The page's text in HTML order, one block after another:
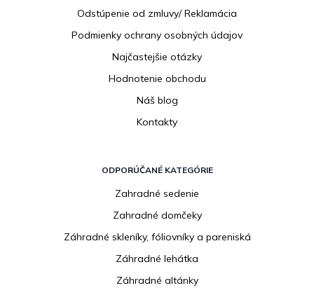
Odstúpenie od zmluvy/ Reklamácia
Podmienky ochrany osobných údajov
Najčastejšie otázky
Hodnotenie obchodu
Náš blog
Kontakty
ODPORÚČANÉ KATEGÓRIE
Zahradné sedenie
Zahradné domčeky
Záhradné skleníky, fóliovníky a pareniská
Záhradné lehátka
Záhradné altánky